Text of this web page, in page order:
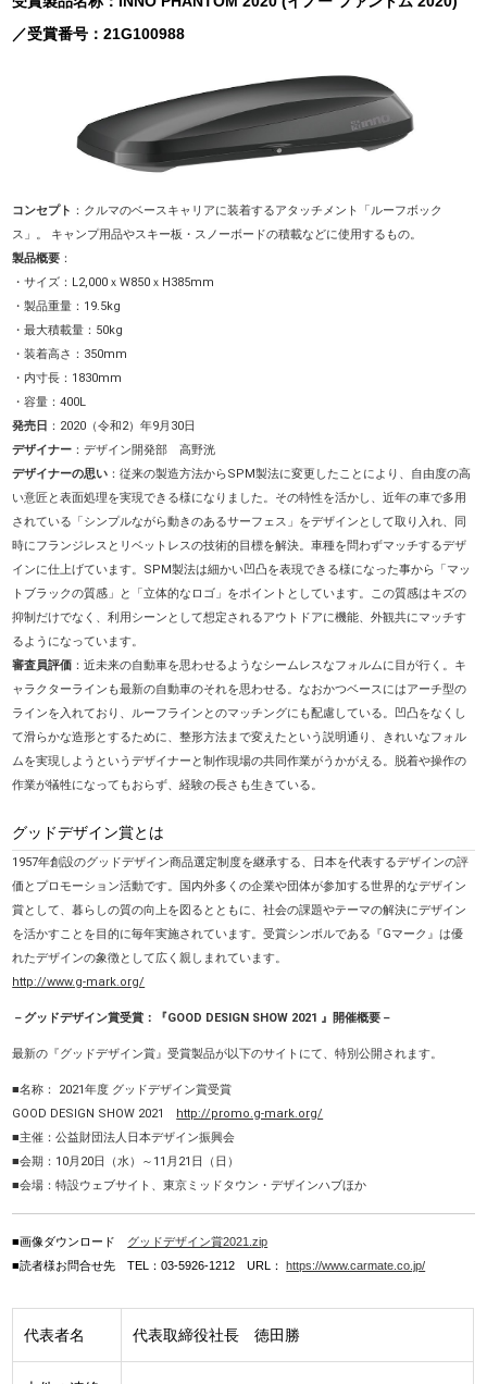
／受賞番号：21G100988
コンセプト ：クルマのベースキャリアに装着するアタッチメント「ルーフボック
ス」。 キャンプ用品やスキー板・スノーボードの積載などに使用するもの。
製品概要 ：
・サイズ：L2,000ｘW850ｘH385mm
・製品重量：19.5kg
・最大積載量：50kg
・装着高さ：350mm
・内寸長：1830mm
・容量：400L
発売日 ：2020（令和2）年9月30日
デザイナー ：デザイン開発部 高野洸
デザイナーの思い ：従来の製造方法からSPM製法に変更したことにより、自由度の高
い意匠と表面処理を実現できる様になりました。その特性を活かし、近年の車で多用
されている「シンプルながら動きのあるサーフェス」をデザインとして取り入れ、同
時にフランジレスとリベットレスの技術的目標を解決。車種を問わずマッチするデザ
インに仕上げています。SPM製法は細かい凹凸を表現できる様になった事から「マッ
トブラックの質感」と「立体的なロゴ」をポイントとしています。この質感はキズの
抑制だけでなく、利用シーンとして想定されるアウトドアに機能、外観共にマッチす
るようになっています。
審査員評価 ：近未来の自動車を思わせるようなシームレスなフォルムに目が行く。キ
ャラクターラインも最新の自動車のそれを思わせる。なおかつベースにはアーチ型の
ラインを入れており、ルーフラインとのマッチングにも配慮している。凹凸をなくし
て滑らかな造形とするために、整形方法まで変えたという説明通り、きれいなフォル
ムを実現しようというデザイナーと制作現場の共同作業がうかがえる。脱着や操作の
作業が犠牲になってもおらず、経験の長さも生きている。
グッドデザイン賞とは
1957年創設のグッドデザイン商品選定制度を継承する、日本を代表するデザインの評
価とプロモーション活動です。国内外多くの企業や団体が参加する世界的なデザイン
賞として、暮らしの質の向上を図るとともに、社会の課題やテーマの解決にデザイン
を活かすことを目的に毎年実施されています。受賞シンボルである『Gマーク』は優
れたデザインの象徴として広く親しまれています。
http://www.g-mark.org/
－グッドデザイン賞受賞：『GOOD DESIGN SHOW 2021 』開催概要－
最新の『グッドデザイン賞』受賞製品が以下のサイトにて、特別公開されます。
■名称： 2021年度 グッドデザイン賞受賞
GOOD DESIGN SHOW 2021 http://promo.g-mark.org/
■主催：公益財団法人日本デザイン振興会
■会期：10月20日（水）～11月21日（日）
■会場：特設ウェブサイト、東京ミッドタウン・デザインハブほか
■画像ダウンロード グッドデザイン賞2021.zip
■読者様お問合せ先 TEL：03-5926-1212 URL：https://www.carmate.co.jp/
代表者名 代表取締役社長 徳田勝